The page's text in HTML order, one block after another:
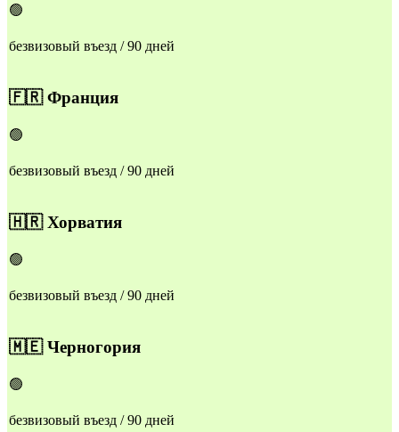
🟢
безвизовый въезд / 90 дней
🇫🇷Франция
🟢
безвизовый въезд / 90 дней
🇭🇷Хорватия
🟢
безвизовый въезд / 90 дней
🇲🇪Черногория
🟢
безвизовый въезд / 90 дней